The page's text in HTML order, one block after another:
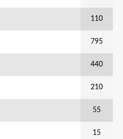
110
795
440
210
55
15